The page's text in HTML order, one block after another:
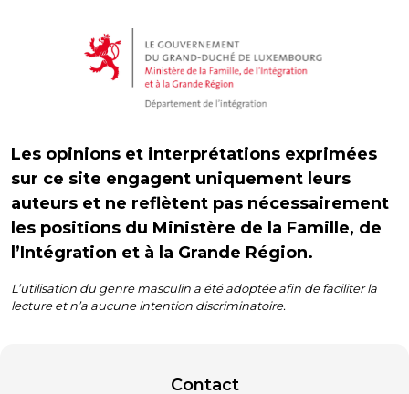
Les opinions et interprétations exprimées
sur ce site engagent uniquement leurs
auteurs et ne reflètent pas nécessairement
les positions du Ministère de la Famille, de
l’Intégration et à la Grande Région.
L’utilisation du genre masculin a été adoptée afin de faciliter la
lecture et n’a aucune intention discriminatoire.
Contact